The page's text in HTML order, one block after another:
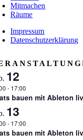
Mitmachen
Räume
Impressum
Datenschutzerklärung
12
- 17:00
bauen mit Ableton
13
- 17:00
bauen mit Ableton